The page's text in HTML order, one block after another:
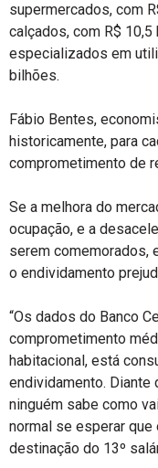
supermercados, com
calçados, com R$
especializados em
bilhões.
Fábio Bentes,
historicamente, para
comprometimento de
Se a melhora do
ocupação, e a
serem comemorados,
o endividamento
“Os dados do Banco
comprometimento
habitacional, está
endividamento. Diante
ninguém sabe como
normal se esperar
destinação do 13º